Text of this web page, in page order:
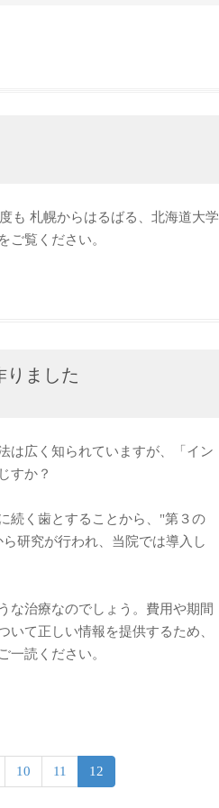
も 札幌からはるばる、北海道大学
ご覧ください。
りました
は広く知られていますが、「イン
すか？
続く歯とすることから、"第３の
研究が行われ、当院では導入し
な治療なのでしょう。費用や期間
て正しい情報を提供するため、
一読ください。
10 11 12